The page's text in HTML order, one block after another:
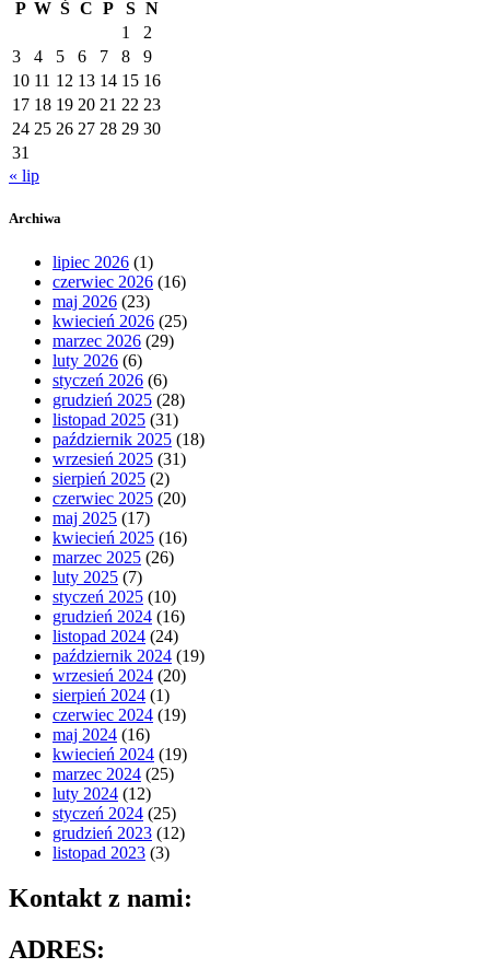
P W Ś C P S N
1
2
3
4 5 6 7 8
9
10 11 12 13 14 15 16
17 18 19 20 21 22 23
24 25 26 27 28 29 30
31
« lip
Archiwa
lipiec 2026 (1)
czerwiec 2026 (16)
maj 2026 (23)
kwiecień 2026 (25)
marzec 2026 (29)
luty 2026 (6)
styczeń 2026 (6)
grudzień 2025 (28)
listopad 2025 (31)
październik 2025 (18)
wrzesień 2025 (31)
sierpień 2025 (2)
czerwiec 2025 (20)
maj 2025 (17)
kwiecień 2025 (16)
marzec 2025 (26)
luty 2025 (7)
styczeń 2025 (10)
grudzień 2024 (16)
listopad 2024 (24)
październik 2024 (19)
wrzesień 2024 (20)
sierpień 2024 (1)
czerwiec 2024 (19)
maj 2024 (16)
kwiecień 2024 (19)
marzec 2024 (25)
luty 2024 (12)
styczeń 2024 (25)
grudzień 2023 (12)
listopad 2023 (3)
Kontakt z nami:
ADRES: